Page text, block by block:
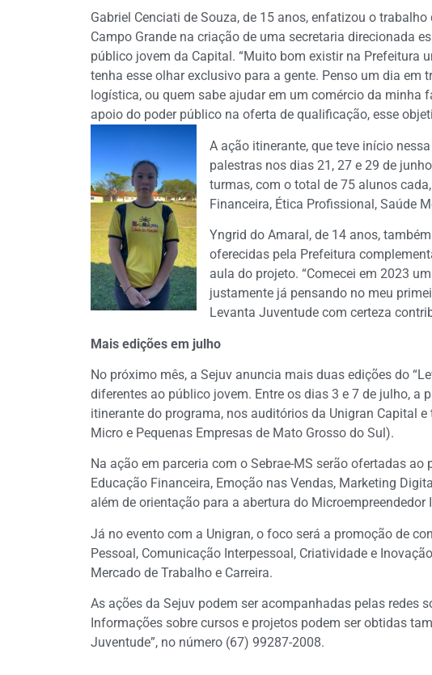
Gabriel Cenciati de Souza, de 15 anos, enfatizou o trabalho
Campo Grande na criação de uma secretaria direcionada
público jovem da Capital. “Muito bom existir na Prefeitura
tenha esse olhar exclusivo para a gente. Penso um dia em
logística, ou quem sabe ajudar em um comércio da minha
apoio do poder público na oferta de qualificação, esse
A ação itinerante, que teve início
palestras nos dias 21, 27 e 29 de
turmas, com o total de 75 alunos
Financeira, Ética Profissional, Saúde
Yngrid do Amaral, de 14 anos,
oferecidas pela Prefeitura
aula do projeto. “Comecei em 2023
justamente já pensando no meu
Levanta Juventude com certeza
Mais edições em julho
No próximo mês, a Sejuv anuncia mais duas edições do
diferentes ao público jovem. Entre os dias 3 e 7 de julho, a
itinerante do programa, nos auditórios da Unigran Capital
Micro e Pequenas Empresas de Mato Grosso do Sul).
Na ação em parceria com o Sebrae-MS serão ofertadas
Educação Financeira, Emoção nas Vendas, Marketing
além de orientação para a abertura do Microempreendedor
Já no evento com a Unigran, o foco será a promoção de
Pessoal, Comunicação Interpessoal, Criatividade e
Mercado de Trabalho e Carreira.
As ações da Sejuv podem ser acompanhadas pelas redes
Informações sobre cursos e projetos podem ser obtidas
Juventude”, no número (67) 99287-2008.